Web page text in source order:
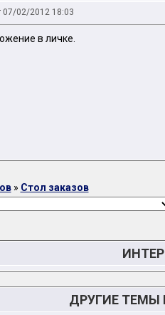
07/02/2012 18:03
в личке.
» Стол заказов
ДРУГИЕ ТЕМЫ